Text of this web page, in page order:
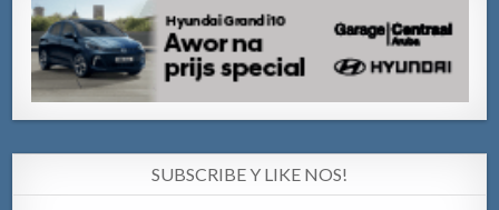
SUBSCRIBE Y LIKE NOS!